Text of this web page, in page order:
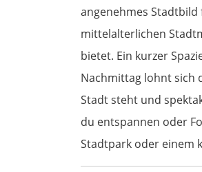
angenehmes
mittelalterlichen
bietet. Ein kurzer
Nachmittag lohnt sich
Stadt steht und
du entspannen oder
Stadtpark oder einem